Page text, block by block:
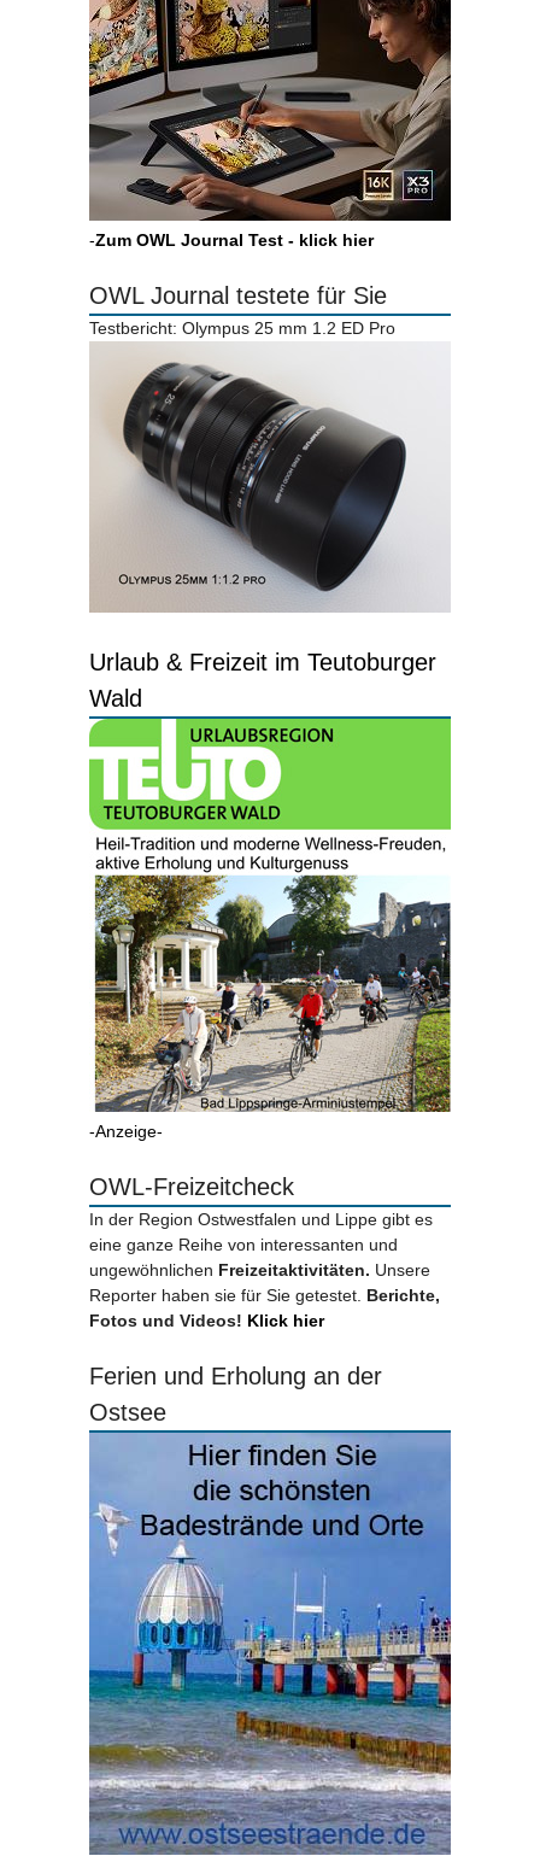
-Zum OWL Journal Test - klick hier
OWL Journal testete für Sie
Testbericht: Olympus 25 mm 1.2 ED Pro
Urlaub & Freizeit im Teutoburger
Wald
-Anzeige-
OWL-Freizeitcheck
In der Region Ostwestfalen und Lippe gibt es
eine ganze Reihe von interessanten und
ungewöhnlichen Freizeitaktivitäten. Unsere
Reporter haben sie für Sie getestet. Berichte,
Fotos und Videos! Klick hier
Ferien und Erholung an der
Ostsee